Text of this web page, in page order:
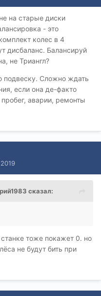
на старые диски
- это
колес в 4
дисбаланс. Балансируй
не Триангл?
подвеску. Сложно ждать
если она де-факто
аварии, ремонты
сказал:
тоже покажет 0. но
не будут бить при